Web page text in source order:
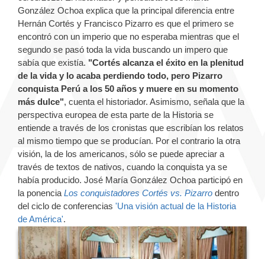
González Ochoa explica que la principal diferencia entre
Hernán Cortés y Francisco Pizarro es que el primero se
encontró con un imperio que no esperaba mientras que el
segundo se pasó toda la vida buscando un impero que
sabía que existía. "Cortés alcanza el éxito en la plenitud
de la vida y lo acaba perdiendo todo, pero Pizarro
conquista Perú a los 50 años y muere en su momento
más dulce", cuenta el historiador. Asimismo, señala que la
perspectiva europea de esta parte de la Historia se
entiende a través de los cronistas que escribían los relatos
al mismo tiempo que se producían. Por el contrario la otra
visión, la de los americanos, sólo se puede apreciar a
través de textos de nativos, cuando la conquista ya se
había producido. José María González Ochoa participó en
la ponencia Los conquistadores Cortés vs. Pizarro dentro
del ciclo de conferencias 'Una visión actual de la Historia
de América'.